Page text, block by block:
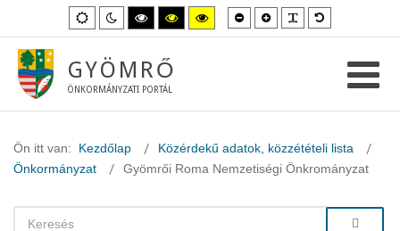
Alapértelmezett
mód
Éjszakai
mód
Magas
kontraszt
fekete-
mód.
Magas
kontraszt
fekete-
Magas
kontraszt
sárga-
Kisebb
betűméret
Nagyobb
betűméret
GYÖMRŐ
ÖNKORMÁNYZATI PORTÁL
Ön itt van: Kezdőlap
Közérdekű adatok, közzétételi lista
Önkormányzat
Gyömrői Roma Nemzetiségi Önkrományzat